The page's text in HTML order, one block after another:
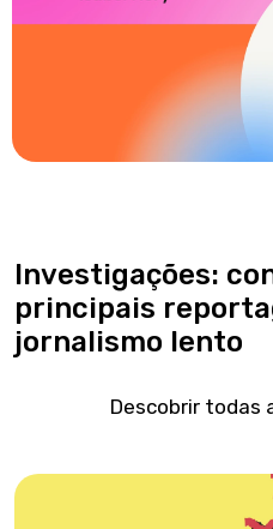
Investigações:
principais
jornalismo lento
Descobrir todas